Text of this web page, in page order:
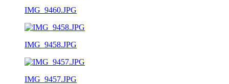
IMG_9460.JPG
IMG_9458.JPG
IMG_9457.JPG